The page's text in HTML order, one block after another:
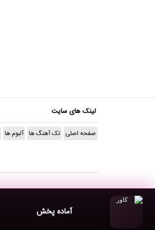
آماده پخش
لینک های سایت
صفحه اصلی تک آهنگ ها آلبوم ها